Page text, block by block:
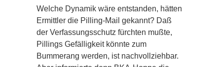
Welche Dynamik wäre entstanden, hätten
Ermittler die Pilling-Mail gekannt? Daß
der Verfassungsschutz fürchten mußte,
Pillings Gefälligkeit könnte zum
Bummerang werden, ist nachvollziehbar.